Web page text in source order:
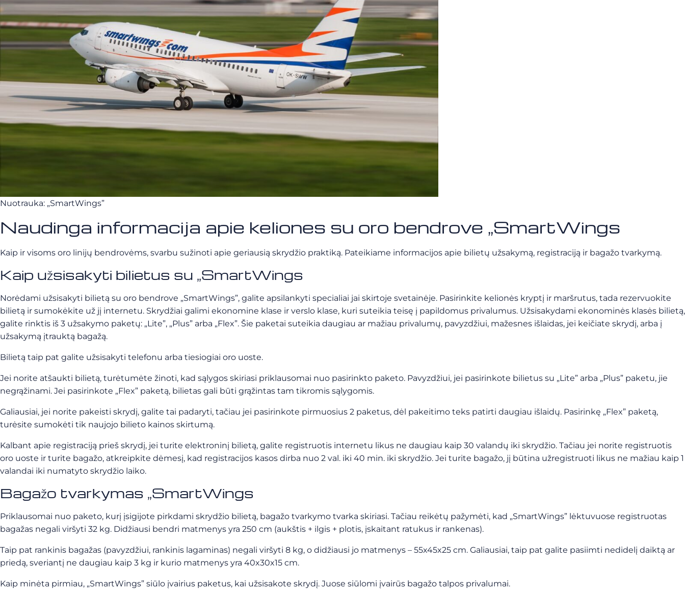
Nuotrauka: „SmartWings”
Naudinga informacija apie keliones su oro bendrove „SmartWings
Kaip ir visoms oro linijų bendrovėms, svarbu sužinoti apie geriausią skrydžio praktiką. Pateikiame informacijos apie bilietų užsakymą, registraciją ir bagažo tvarkymą.
Kaip užsisakyti bilietus su „SmartWings
Norėdami užsisakyti bilietą su oro bendrove „SmartWings”, galite apsilankyti specialiai jai skirtoje svetainėje. Pasirinkite kelionės kryptį ir maršrutus, tada rezervuokite
bilietą ir sumokėkite už jį internetu. Skrydžiai galimi ekonomine klase ir verslo klase, kuri suteikia teisę į papildomus privalumus. Užsisakydami ekonominės klasės bilietą,
galite rinktis iš 3 užsakymo paketų: „Lite”, „Plus” arba „Flex”. Šie paketai suteikia daugiau ar mažiau privalumų, pavyzdžiui, mažesnes išlaidas, jei keičiate skrydį, arba į
užsakymą įtrauktą bagažą.
Bilietą taip pat galite užsisakyti telefonu arba tiesiogiai oro uoste.
Jei norite atšaukti bilietą, turėtumėte žinoti, kad sąlygos skiriasi priklausomai nuo pasirinkto paketo. Pavyzdžiui, jei pasirinkote bilietus su „Lite” arba „Plus” paketu, jie
negrąžinami. Jei pasirinkote „Flex” paketą, bilietas gali būti grąžintas tam tikromis sąlygomis.
Galiausiai, jei norite pakeisti skrydį, galite tai padaryti, tačiau jei pasirinkote pirmuosius 2 paketus, dėl pakeitimo teks patirti daugiau išlaidų. Pasirinkę „Flex” paketą,
turėsite sumokėti tik naujojo bilieto kainos skirtumą.
Kalbant apie registraciją prieš skrydį, jei turite elektroninį bilietą, galite registruotis internetu likus ne daugiau kaip 30 valandų iki skrydžio. Tačiau jei norite registruotis
oro uoste ir turite bagažo, atkreipkite dėmesį, kad registracijos kasos dirba nuo 2 val. iki 40 min. iki skrydžio. Jei turite bagažo, jį būtina užregistruoti likus ne mažiau kaip 1
valandai iki numatyto skrydžio laiko.
Bagažo tvarkymas „SmartWings
Priklausomai nuo paketo, kurį įsigijote pirkdami skrydžio bilietą, bagažo tvarkymo tvarka skiriasi. Tačiau reikėtų pažymėti, kad „SmartWings” lėktuvuose registruotas
bagažas negali viršyti 32 kg. Didžiausi bendri matmenys yra 250 cm (aukštis + ilgis + plotis, įskaitant ratukus ir rankenas).
Taip pat rankinis bagažas (pavyzdžiui, rankinis lagaminas) negali viršyti 8 kg, o didžiausi jo matmenys – 55x45x25 cm. Galiausiai, taip pat galite pasiimti nedidelį daiktą ar
priedą, sveriantį ne daugiau kaip 3 kg ir kurio matmenys yra 40x30x15 cm.
Kaip minėta pirmiau, „SmartWings” siūlo įvairius paketus, kai užsisakote skrydį. Juose siūlomi įvairūs bagažo talpos privalumai.